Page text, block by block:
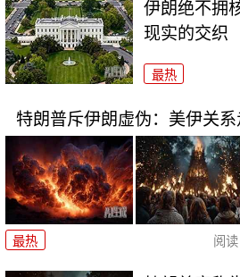
伊朗绝不拥
现实的交织
最热
特朗普斥伊朗虚伪：美伊关系
最热 阅读